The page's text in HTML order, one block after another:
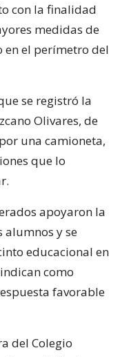
con la finalidad
medidas de
el perímetro del
se registró la
Olivares, de
una camioneta,
que lo
apoyaron la
alumnos y se
educacional en
como
favorable
del Colegio